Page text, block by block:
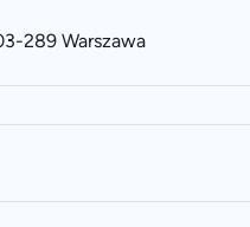
289 Warszawa